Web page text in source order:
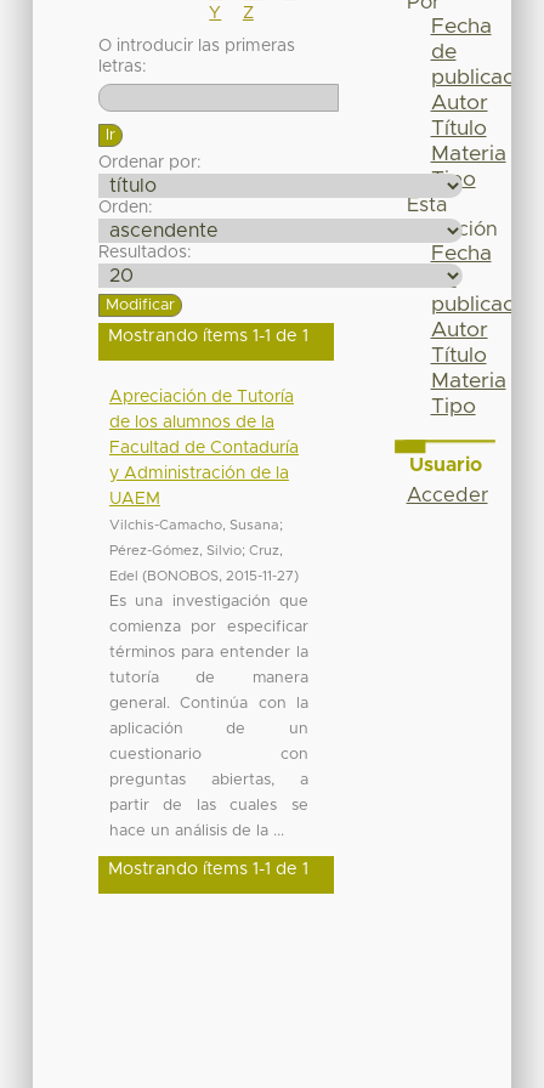
Y
Z
O introducir las primeras
letras:
Ordenar por:
Orden:
Resultados:
Mostrando ítems 1-1 de 1
Apreciación de Tutoría
de los alumnos de la
Facultad de Contaduría
y Administración de la
UAEM
Vilchis-Camacho, Susana;
Pérez-Gómez, Silvio; Cruz,
Edel
(BONOBOS, 2015-11-27)
Es una investigación que
comienza por especificar
términos para entender la
tutoría de manera
general. Continúa con la
aplicación de un
cuestionario con
preguntas abiertas, a
partir de las cuales se
hace un análisis de la ...
Mostrando ítems 1-1 de 1
Fecha
de
publicación
Autor
Título
Materia
Tipo
Esta
colección
Fecha
de
publicación
Autor
Título
Materia
Tipo
Usuario
Acceder